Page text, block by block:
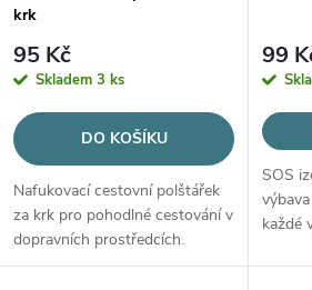
r
o
d
u
p
r
o
d
u
krk
95 Kč
Skladem 3 ks
DO KOŠÍKU
Nafukovací cestovní polštářek
za krk pro pohodlné cestování v
dopravních prostředcích.
99
SOS
každé